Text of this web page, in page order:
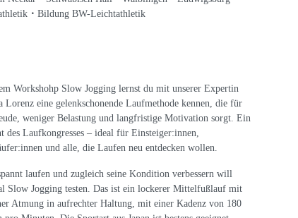
Bildung BW-Leichtathletik
Workshohp Slow Jogging lernst du mit unserer Expertin
Lorenz eine gelenkschonende Laufmethode kennen, die für
weniger Belastung und langfristige Motivation sorgt. Ein
des Laufkongresses – ideal für Einsteiger:innen,
und alle, die Laufen neu entdecken wollen.
laufen und zugleich seine Kondition verbessern will
Slow Jogging testen. Das ist ein lockerer Mittelfußlauf mit
Atmung in aufrechter Haltung, mit einer Kadenz von 180